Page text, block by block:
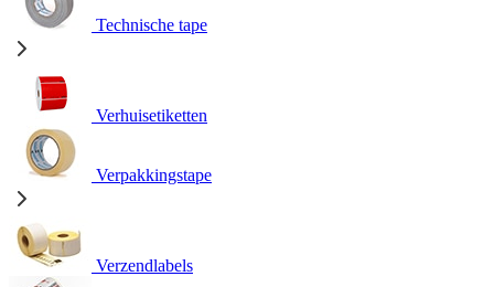
Technische tape
Verhuisetiketten
Verpakkingstape
Verzendlabels